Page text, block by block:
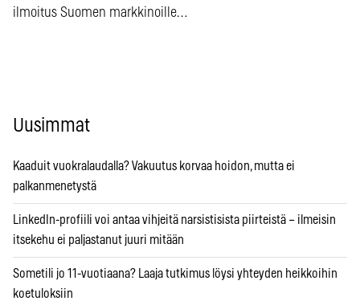
ilmoitus Suomen markkinoille…
Uusimmat
Kaaduit vuokralaudalla? Vakuutus korvaa hoidon, mutta ei
palkanmenetystä
LinkedIn-profiili voi antaa vihjeitä narsistisista piirteistä – ilmeisin
itsekehu ei paljastanut juuri mitään
Sometili jo 11-vuotiaana? Laaja tutkimus löysi yhteyden heikkoihin
koetuloksiin